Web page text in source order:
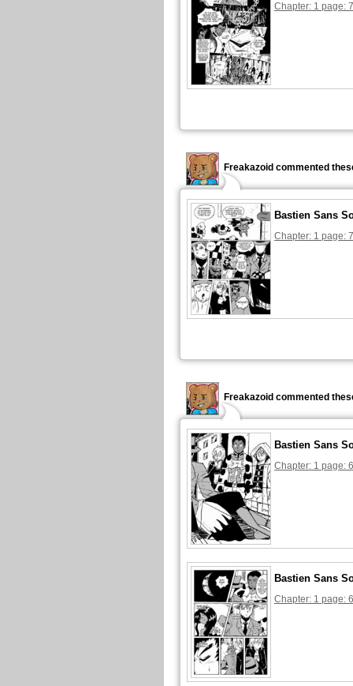
Chapter: 1 page:
Freakazoid commented
Bastien Sans
Chapter: 1 page:
Freakazoid commented
Bastien Sans
Chapter: 1 page:
Bastien Sans
Chapter: 1 page: